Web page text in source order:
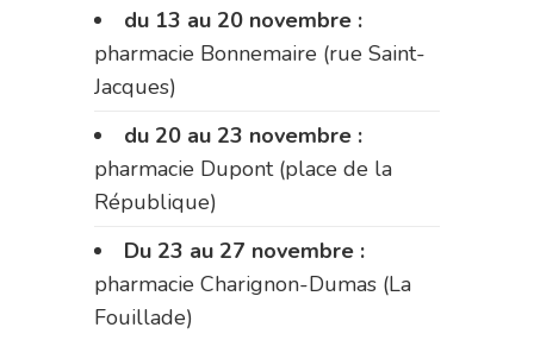
du 13 au 20 novembre :
pharmacie Bonnemaire (rue Saint-
Jacques)
du 20 au 23 novembre :
pharmacie Dupont (place de la
République)
Du 23 au 27 novembre :
pharmacie Charignon-Dumas (La
Fouillade)